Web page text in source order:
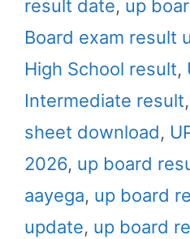
result date, up
Board exam result
High School result,
Intermediate result,
sheet download,
2026, up board
aayega, up board
update, up board